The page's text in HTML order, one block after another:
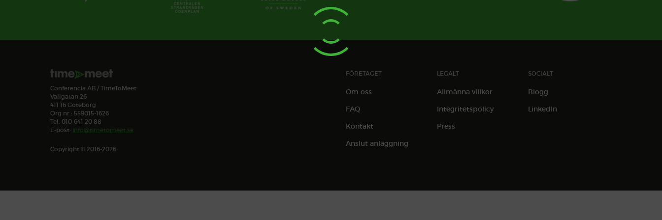
Conferencia AB / TimeToMeet
Vallgatan 26
411 16 Göteborg
Org.nr.: 559015-1626
Tel: 010-641 20 88
E-post: info@timetomeet.se
Copyright © 2016-2026
FÖRETAGET
Om oss
FAQ
Kontakt
Anslut anläggning
LEGALT
Allmänna villkor
Integritetspolicy
Press
SOCIALT
Blogg
LinkedIn